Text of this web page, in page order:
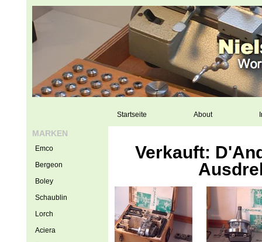
Startseite About
Verkauft:
MARKEN
Emco
Bergeon
Boley
Schaublin
Lorch
Aciera